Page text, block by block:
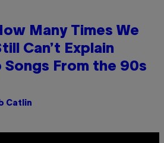
Many Times We
Can’t Explain
Songs From the 90s
Catlin